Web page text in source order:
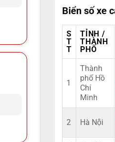
Biển số xe
S
T
T
TỈNH /
THÀNH
PHỐ
1
Thành
phố Hồ
Chí
Minh
2 Hà Nội